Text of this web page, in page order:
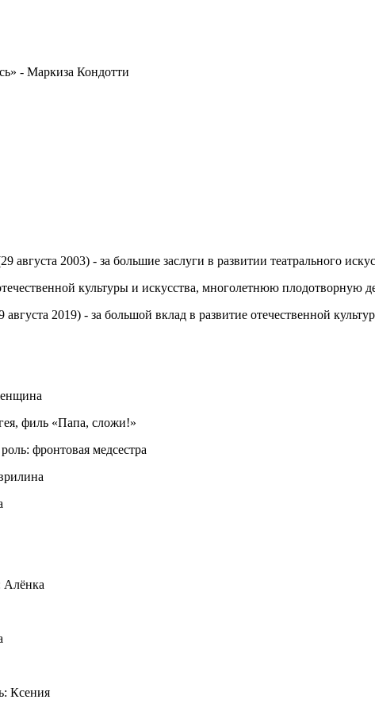
- Маркиза Кондотти
августа 2003) - за большие заслуги в развитии театрального
культуры и искусства, многолетнюю плодотворную
2019) - за большой вклад в развитие отечественной
филь «Папа, сложи!»
фронтовая медсестра
Алёнка
Ксения